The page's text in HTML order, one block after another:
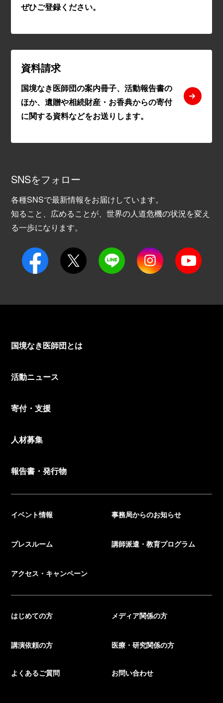
ぜひご登録ください。
資料請求
国境なき医師団の案内冊子、活動報告書の
ほか、遺贈や相続財産・お香典からの寄付
に関する資料などをお送りします。
SNSをフォロー
各種SNSで最新情報をお届けしています。
知ること、広めることが、世界の人道危機の状況を変え
る一歩になります。
国境なき医師団とは
活動ニュース
寄付・支援
人材募集
報告書・発行物
イベント情報 事務局からのお知らせ
プレスルーム 講師派遣・教育プログラム
アクセス・キャンペーン
はじめての方 メディア関係の方
講演依頼の方 医療・研究関係の方
よくあるご質問 お問い合わせ